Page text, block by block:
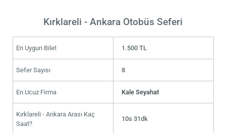
Kırklareli - Ankara Otobüs Seferi
En Uygun Bilet 1.500 TL
Sefer Sayısı 8
En Ucuz Firma Kale Seyahat
Kırklareli - Ankara Arası Kaç
Saat?
10s 31dk